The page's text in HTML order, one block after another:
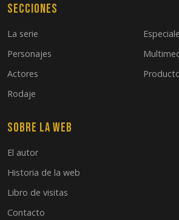
Secciones
La serie
Personajes
Actores
Rodaje
Sobre la web
El autor
Historia de la web
Libro de visitas
Contacto